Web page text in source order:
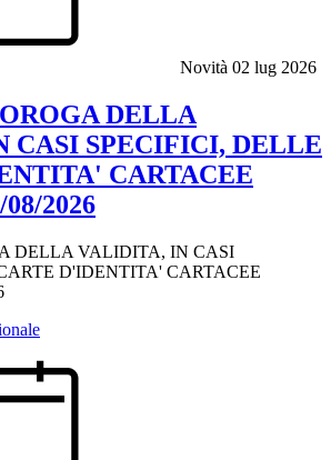
Novità 02 lug 2026
DELLA
CASI SPECIFICI, DELLE
CARTACEE
2026
DELLA VALIDITA, IN CASI
D'IDENTITA' CARTACEE